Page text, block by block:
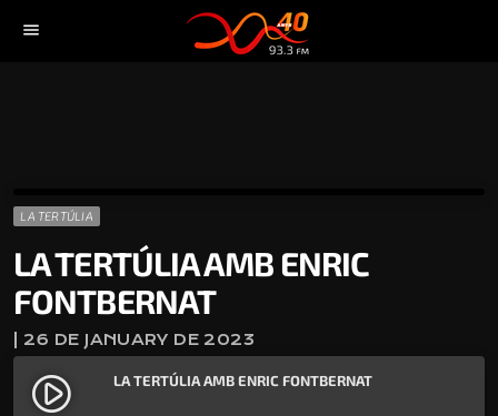
menu
LA TERTÚLIA
LA TERTÚLIA AMB ENRIC
FONTBERNAT
| 26 DE JANUARY DE 2023
play_circle_filled LA TERTÚLIA AMB ENRIC FONTBERNAT